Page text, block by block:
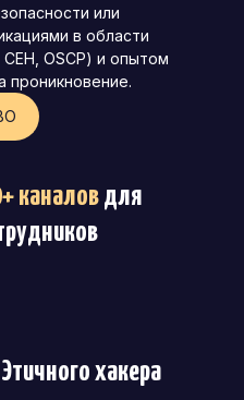
или
в области
OSCP) и опытом
проникновение.
каналовдля
Этичного хакера